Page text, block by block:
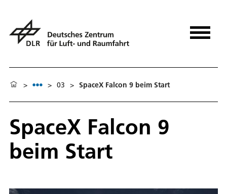
> > 03 > SpaceX Falcon 9 beim Start
SpaceX Falcon 9
beim Start